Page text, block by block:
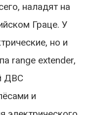
наладят на
Граце. У
но и
range extender,
ДВС
и